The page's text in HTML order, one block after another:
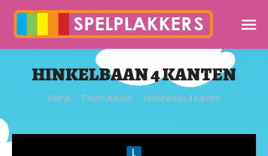
HINKELBAAN 4 KANTEN
Je bent hier:
Home Photo Album Hinkelbaan 4 kanten